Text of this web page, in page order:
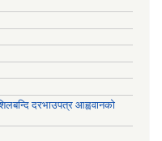
दरभाउपत्र आह्ववानको